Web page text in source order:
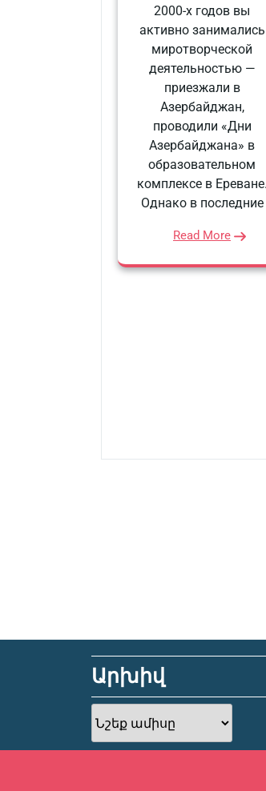
2000-х годов вы
активно занимались
миротворческой
деятельностью —
приезжали в
Азербайджан,
проводили «Дни
Азербайджана» в
образовательном
комплексе в Ереване.
Однако в последние
Read More
Արխիվ